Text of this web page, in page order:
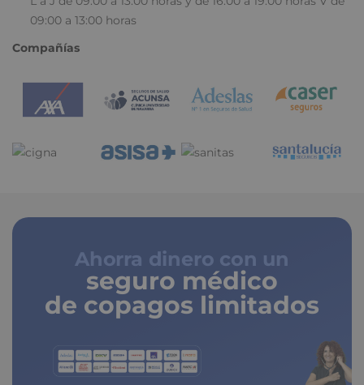
09:00 a 13:00 horas
Compañías
Ahorra dinero con un
seguro médico
de copagos limitados